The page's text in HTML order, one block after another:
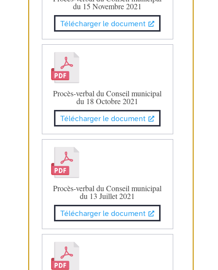
du 15 Novembre 2021
Télécharger le document
Procès-verbal du Conseil municipal
du 18 Octobre 2021
Télécharger le document
Procès-verbal du Conseil municipal
du 13 Juillet 2021
Télécharger le document